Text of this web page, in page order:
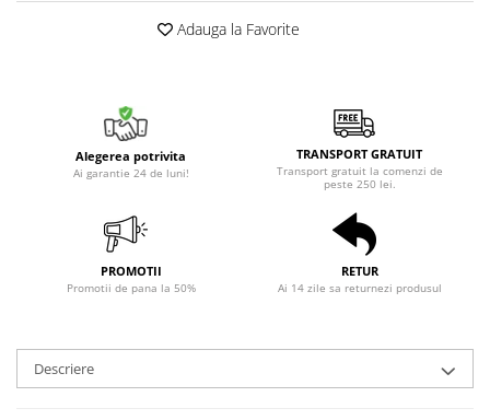
Adauga la Favorite
Alegerea potrivita
Ai garantie 24 de luni!
TRANSPORT GRATUIT
Transport gratuit la comenzi de
peste 250 lei.
PROMOTII
Promotii de pana la 50%
RETUR
Ai 14 zile sa returnezi produsul
Descriere